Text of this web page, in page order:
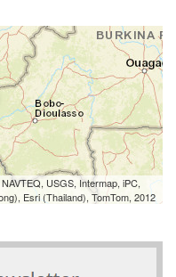
USGS, Intermap, iPC,
Esri (Thailand), TomTom, 2012